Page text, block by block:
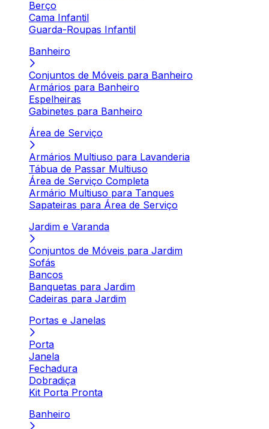
Berço
Cama Infantil
Guarda-Roupas Infantil
Banheiro
Conjuntos de Móveis para Banheiro
Armários para Banheiro
Espelheiras
Gabinetes para Banheiro
Área de Serviço
Armários Multiuso para Lavanderia
Tábua de Passar Multiuso
Área de Serviço Completa
Armário Multiuso para Tanques
Sapateiras para Área de Serviço
Jardim e Varanda
Conjuntos de Móveis para Jardim
Sofás
Bancos
Banquetas para Jardim
Cadeiras para Jardim
Portas e Janelas
Porta
Janela
Fechadura
Dobradiça
Kit Porta Pronta
Banheiro